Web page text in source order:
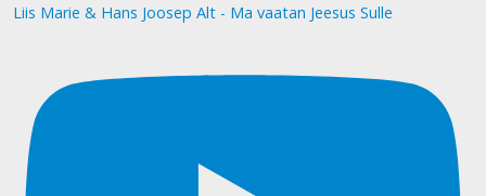
Liis Marie & Hans Joosep Alt - Ma vaatan Jeesus Sulle